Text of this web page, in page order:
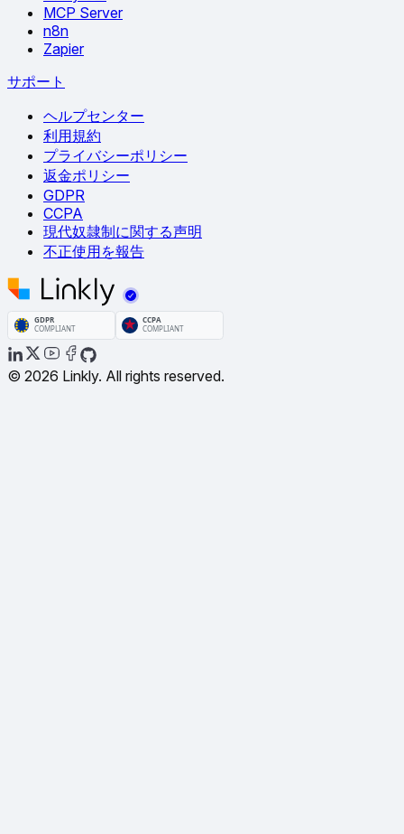
MCP Server
n8n
Zapier
サポート
ヘルプセンター
利用規約
プライバシーポリシー
返金ポリシー
GDPR
CCPA
現代奴隷制に関する声明
不正使用を報告
© 2026 Linkly. All rights reserved.